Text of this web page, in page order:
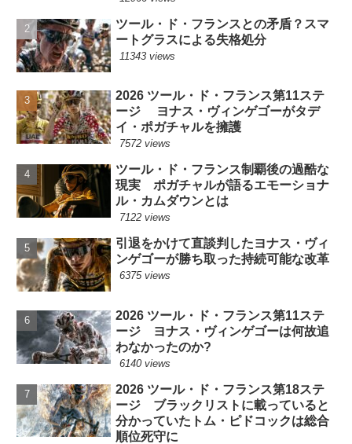
ツール・ド・フランスとの矛盾？スマ
ートグラスによる失格処分
11343 views
2026 ツール・ド・フランス第11ステ
ージ ヨナス・ヴィンゲゴーがタデ
イ・ポガチャルを擁護
7572 views
ツール・ド・フランス制覇後の過酷な
現実 ポガチャルが語るエモーショナ
ル・カムダウンとは
7122 views
引退をかけて直談判したヨナス・ヴィ
ンゲゴーが勝ち取った持続可能な改革
6375 views
2026 ツール・ド・フランス第11ステ
ージ ヨナス・ヴィンゲゴーは何故追
わなかったのか?
6140 views
2026 ツール・ド・フランス第18ステ
ージ ブラックリストに載っていると
分かっていたトム・ピドコックは総合
順位死守に